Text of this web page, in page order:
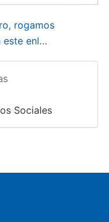
rogamos
este enl…
Sociales